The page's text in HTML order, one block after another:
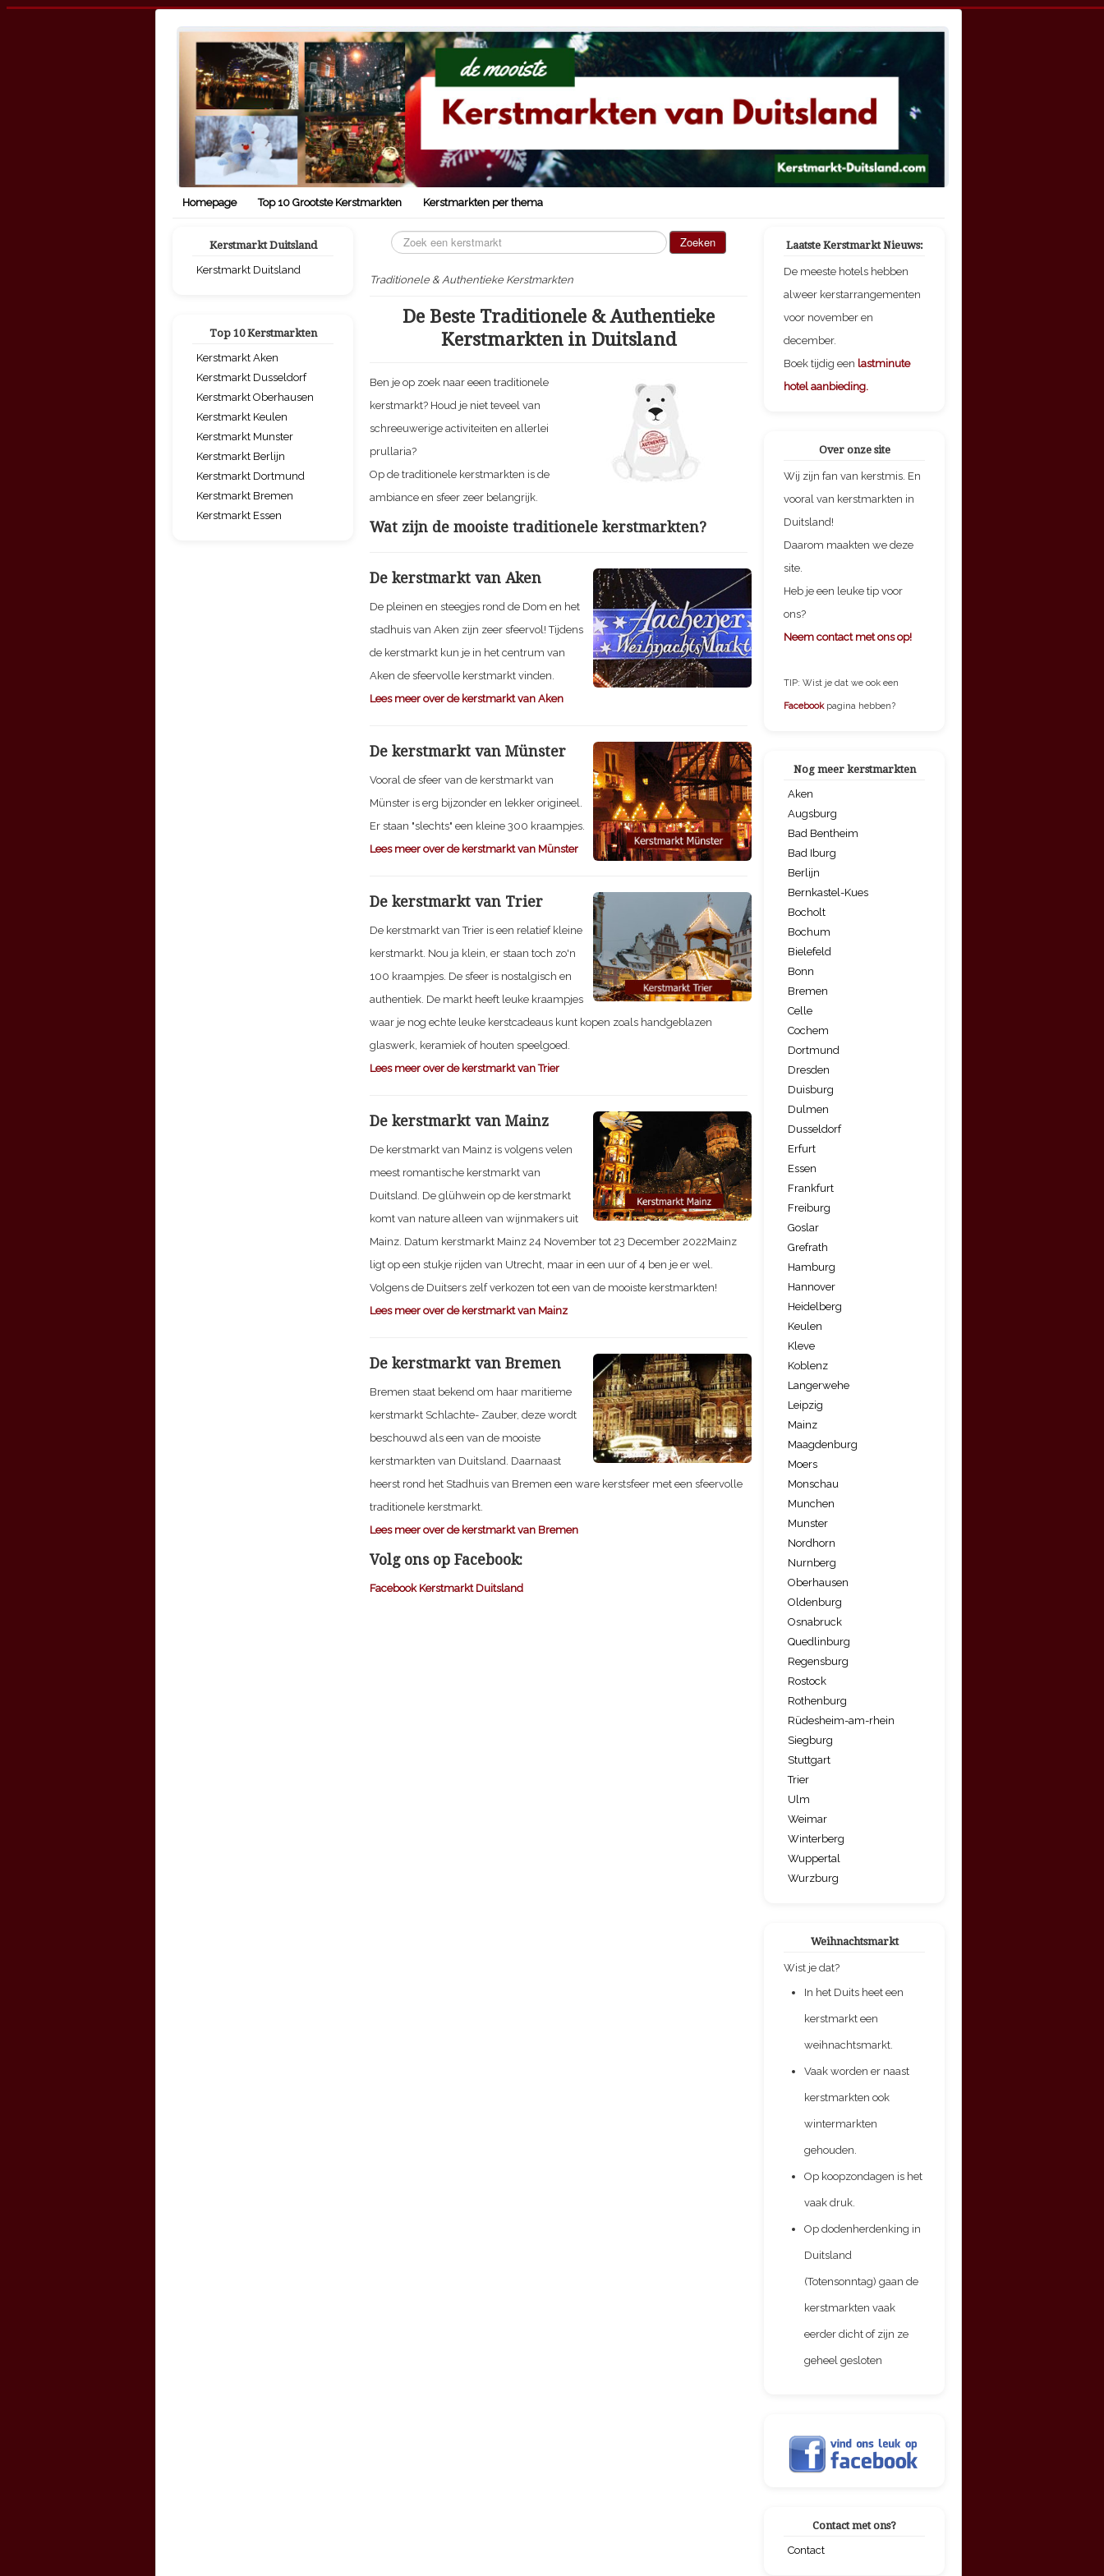
Homepage Top 10 Grootste Kerstmarkten Kerstmarkten per thema
Kerstmarkt Duitsland
Kerstmarkt Duitsland
Top 10 Kerstmarkten
Kerstmarkt Aken
Kerstmarkt Dusseldorf
Kerstmarkt Oberhausen
Kerstmarkt Keulen
Kerstmarkt Munster
Kerstmarkt Berlijn
Kerstmarkt Dortmund
Kerstmarkt Bremen
Kerstmarkt Essen
Zoeken... Zoeken
Traditionele & Authentieke Kerstmarkten
De Beste Traditionele & Authentieke
Kerstmarkten in Duitsland
Ben je op zoek naar eeen traditionele
kerstmarkt? Houd je niet teveel van
schreeuwerige activiteiten en allerlei
prullaria?
Op de traditionele kerstmarkten is de
ambiance en sfeer zeer belangrijk.
Wat zijn de mooiste traditionele kerstmarkten?
De kerstmarkt van Aken
De pleinen en steegjes rond de Dom en het
stadhuis van Aken zijn zeer sfeervol! Tijdens
de kerstmarkt kun je in het centrum van
Aken de sfeervolle kerstmarkt vinden.
Lees meer over de kerstmarkt van Aken
De kerstmarkt van Münster
Vooral de sfeer van de kerstmarkt van
Münster is erg bijzonder en lekker origineel.
Er staan "slechts" een kleine 300 kraampjes.
Lees meer over de kerstmarkt van Münster
De kerstmarkt van Trier
De kerstmarkt van Trier is een relatief kleine
kerstmarkt. Nou ja klein, er staan toch zo'n
100 kraampjes. De sfeer is nostalgisch en
authentiek. De markt heeft leuke kraampjes
waar je nog echte leuke kerstcadeaus kunt kopen zoals handgeblazen
glaswerk, keramiek of houten speelgoed.
Lees meer over de kerstmarkt van Trier
De kerstmarkt van Mainz
De kerstmarkt van Mainz is volgens velen
meest romantische kerstmarkt van
Duitsland. De glühwein op de kerstmarkt
komt van nature alleen van wijnmakers uit
Mainz. Datum kerstmarkt Mainz 24 November tot 23 December 2022Mainz
ligt op een stukje rijden van Utrecht, maar in een uur of 4 ben je er wel.
Volgens de Duitsers zelf verkozen tot een van de mooiste kerstmarkten!
Lees meer over de kerstmarkt van Mainz
De kerstmarkt van Bremen
Bremen staat bekend om haar maritieme
kerstmarkt Schlachte- Zauber, deze wordt
beschouwd als een van de mooiste
kerstmarkten van Duitsland. Daarnaast
heerst rond het Stadhuis van Bremen een ware kerstsfeer met een sfeervolle
traditionele kerstmarkt.
Lees meer over de kerstmarkt van Bremen
Volg ons op Facebook:
Facebook Kerstmarkt Duitsland
Laatste Kerstmarkt Nieuws:
De meeste hotels hebben
alweer kerstarrangementen
voor november en
december.
Boek tijdig een lastminute
hotel aanbieding.
Over onze site
Wij zijn fan van kerstmis. En
vooral van kerstmarkten in
Duitsland!
Daarom maakten we deze
site.
Heb je een leuke tip voor
ons?
Neem contact met ons op!
TIP: Wist je dat we ook een
Facebook pagina hebben?
Nog meer kerstmarkten
Aken
Augsburg
Bad Bentheim
Bad Iburg
Berlijn
Bernkastel-Kues
Bocholt
Bochum
Bielefeld
Bonn
Bremen
Celle
Cochem
Dortmund
Dresden
Duisburg
Dulmen
Dusseldorf
Erfurt
Essen
Frankfurt
Freiburg
Goslar
Grefrath
Hamburg
Hannover
Heidelberg
Keulen
Kleve
Koblenz
Langerwehe
Leipzig
Mainz
Maagdenburg
Moers
Monschau
Munchen
Munster
Nordhorn
Nurnberg
Oberhausen
Oldenburg
Osnabruck
Quedlinburg
Regensburg
Rostock
Rothenburg
Rüdesheim-am-rhein
Siegburg
Stuttgart
Trier
Ulm
Weimar
Winterberg
Wuppertal
Wurzburg
Weihnachtsmarkt
Wist je dat?
In het Duits heet een
kerstmarkt een
weihnachtsmarkt.
Vaak worden er naast
kerstmarkten ook
wintermarkten
gehouden.
Op koopzondagen is het
vaak druk.
Op dodenherdenking in
Duitsland
(Totensonntag) gaan de
kerstmarkten vaak
eerder dicht of zijn ze
geheel gesloten
Contact met ons?
Contact